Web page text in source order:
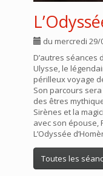
du mercredi
D’autres séances
Ulysse, le
périlleux voyage
Son parcours
des êtres
Sirènes et la
avec son épouse,
L’Odyssée
Toutes les